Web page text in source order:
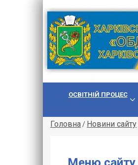
ОСВІТНІЙ ПРОЦЕС
Головна/ Новини сайту